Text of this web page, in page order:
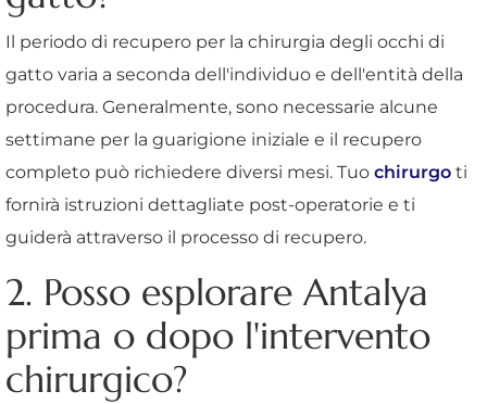
Il periodo di recupero per la chirurgia degli occhi di
gatto varia a seconda dell'individuo e dell'entità della
procedura. Generalmente, sono necessarie alcune
settimane per la guarigione iniziale e il recupero
completo può richiedere diversi mesi. Tuo chirurgo ti
fornirà istruzioni dettagliate post-operatorie e ti
guiderà attraverso il processo di recupero.
2. Posso esplorare Antalya
prima o dopo l'intervento
chirurgico?